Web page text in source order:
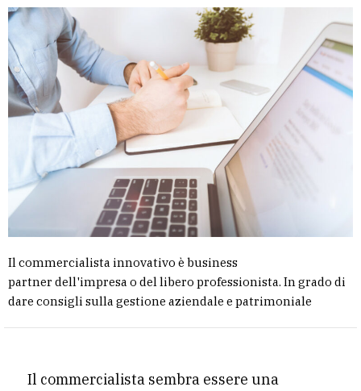
Il commercialista innovativo è business
partner dell'impresa o del libero professionista. In grado di
dare consigli sulla gestione aziendale e patrimoniale
Il commercialista sembra essere una